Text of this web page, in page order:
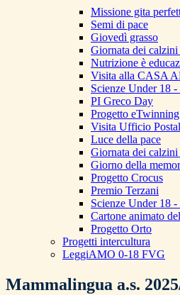
Missione gita
Semi di pace
Giovedì grasso
Giornata dei calzini
Nutrizione è
Visita alla CASA
Scienze Under 18 -
PI Greco Day
Progetto eTwinning
Visita Ufficio
Luce della pace
Giornata dei calzini
Giorno della
Progetto Crocus
Premio Terzani
Scienze Under 18
Cartone animato
Progetto Orto
Progetti intercultura
LeggiAMO 0-18 FVG
Mammalingua a.s.